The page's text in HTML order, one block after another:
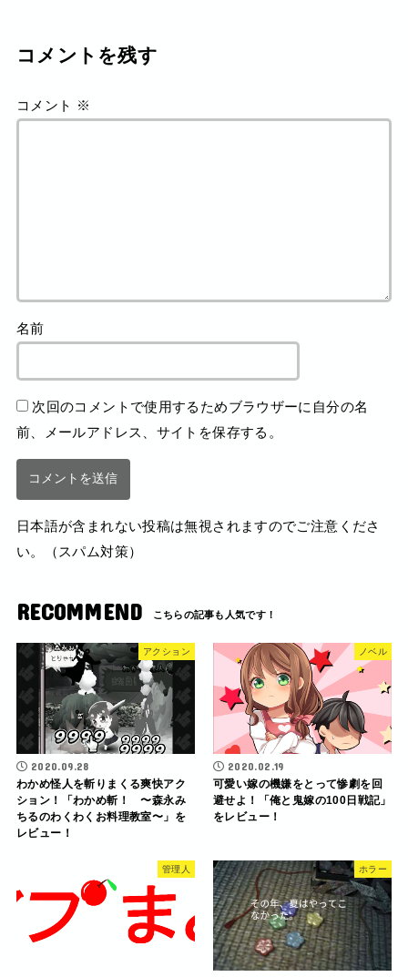
コメントを残す
コメント ※
名前
次回のコメントで使用するためブラウザーに自分の名
前、メールアドレス、サイトを保存する。
日本語が含まれない投稿は無視されますのでご注意くださ
い。（スパム対策）
RECOMMEND
アクション
2020.09.28
わかめ怪人を斬りまくる爽快アク
ション！「わかめ斬！ 〜森永み
ちるのわくわくお料理教室〜」を
レビュー！
ノベル
2020.02.19
可愛い嫁の機嫌をとって惨劇を回
避せよ！「俺と鬼嫁の100日戦記」
をレビュー！
管理人 ホラー